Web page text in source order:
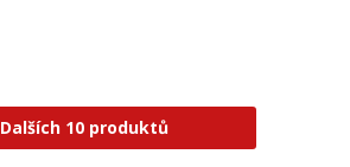
Dalších 10 produktů